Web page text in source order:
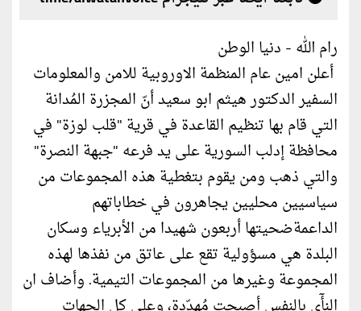
رام الله - دنيا الوطن
أعلن امين عام المنظمة الاوروبية للامن والمعلومات
السفير الدكتور هيثم ابو سعيد أنّ المجزرة المُدانة
التي قام بها تنظيم القاعدة في قرية "قلب لوزة" في
محافظة إدلب السورية على يد فرعه "جبهة النصرة"
والتي ذهب ومن يقوم بتغطية هذه المجموعات من
سياسيين محليين يجاهرون في خطاباتهم
الداعمةضحيتها أربعون شهيدا من الأبرياء وسكان
البلدة هي مسؤولية تقع على عاتق من نفذها لهذه
المجموعة وغيرها من المجموعات التيمية. وأضاف ان